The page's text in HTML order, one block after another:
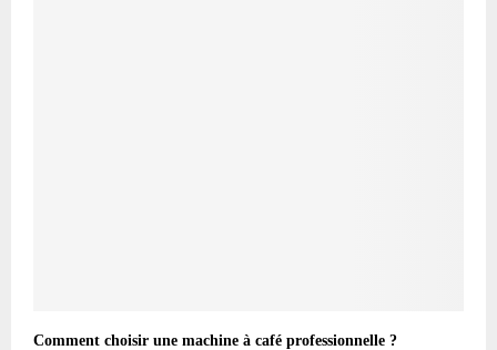
Comment choisir une machine à café professionnelle ?